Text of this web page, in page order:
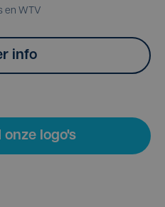
en WTV
info
onze logo's